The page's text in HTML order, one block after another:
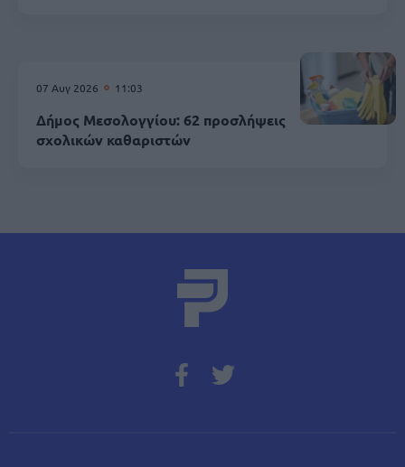
07 Αυγ 2026 11:03
Δήμος Μεσολογγίου: 62 προσλήψεις
σχολικών καθαριστών